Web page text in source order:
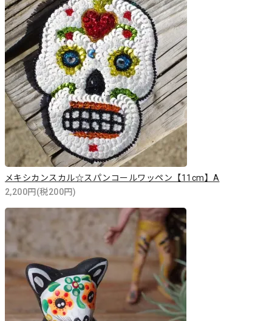
メキシカンスカル☆スパンコールワッペン【11cm】A
2,200円(税200円)